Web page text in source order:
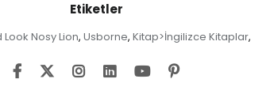
Etiketler
Look Nosy Lion, Usborne, Kitap>İngilizce Kitaplar,